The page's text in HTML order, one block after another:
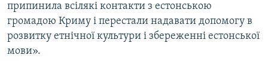
припинила всілякі контакти з естонською
громадою Криму і перестали надавати допомогу в
розвитку етнічної культури і збереженні естонської
мови».